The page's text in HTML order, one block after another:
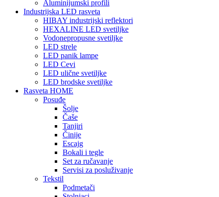
Aluminijumski profili
Industrijska LED rasveta
HIBAY industrijski reflektori
HEXALINE LED svetiljke
Vodonepropusne svetiljke
LED strele
LED panik lampe
LED Cevi
LED ulične svetiljke
LED brodske svetiljke
Rasveta HOME
Posuđe
Šolje
Čaše
Tanjiri
Činije
Escajg
Bokali i tegle
Set za ručavanje
Servisi za posluživanje
Tekstil
Podmetači